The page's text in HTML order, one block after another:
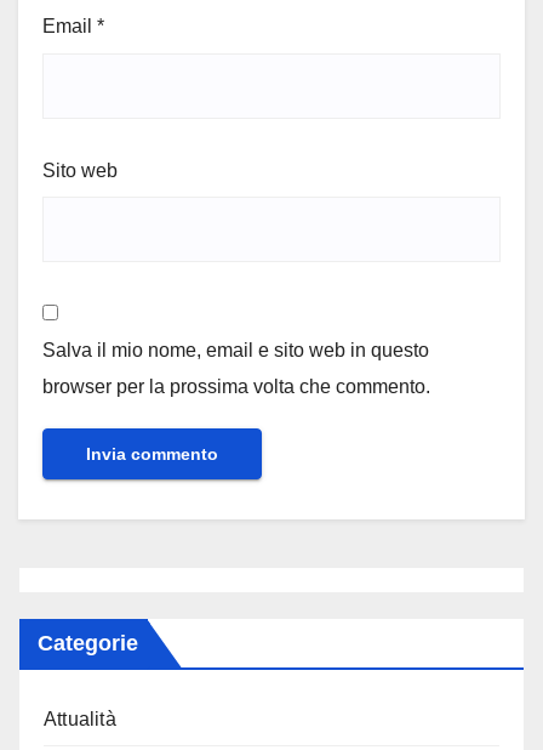
Email *
Sito web
Salva il mio nome, email e sito web in questo
browser per la prossima volta che commento.
Categorie
Attualità